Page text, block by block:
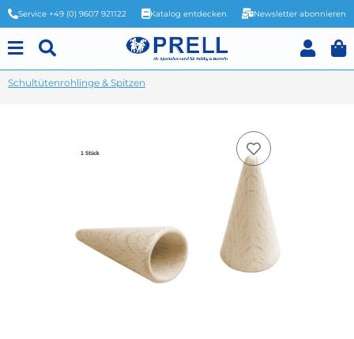
Service +49 (0) 9607 921122 Katalog entdecken Newsletter abonnieren
Schultütenrohlinge & Spitzen